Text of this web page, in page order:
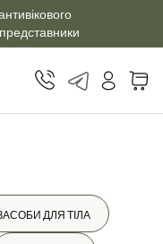
ДЛЯ ТІЛА